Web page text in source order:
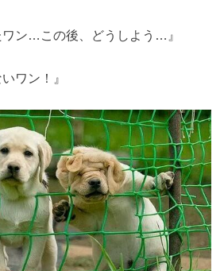
ン…この後、どうしよう…』
ワン！』